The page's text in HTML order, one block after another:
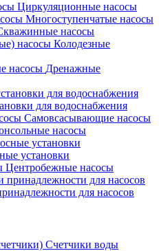
Циркуляционные насосы
Многоступенчатые насосы
насосы
Колодезные
Дренажные
для водоснабжения
Самовсасывающие насосы
насосы
установки
Центробежные насосы
для насосов
Счетчики воды